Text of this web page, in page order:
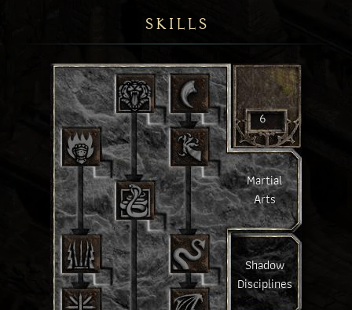
SKILLS
6
Shadow
Disciplines
Martial
Arts